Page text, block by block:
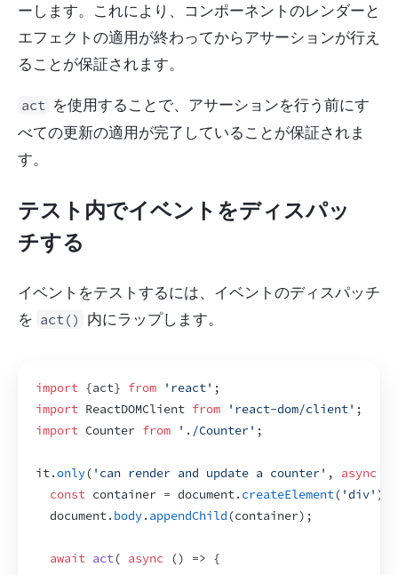
ーします。これにより、コンポーネントのレンダーと
エフェクトの適用が終わってからアサーションが行え
ることが保証されます。
act を使用することで、アサーションを行う前にす
べての更新の適用が完了していることが保証されま
す。
テスト内でイベントをディスパッ
チする
イベントをテストするには、イベントのディスパッチ
を act() 内にラップします。
import {act} from 'react' ;
import ReactDOMClient from 'react-dom/client' ;
import Counter from './Counter' ;
it.only( 'can render and update a counter' , async
const container = document. createElement( 'div' )
document. body. appendChild(container) ;
await act( async () => {